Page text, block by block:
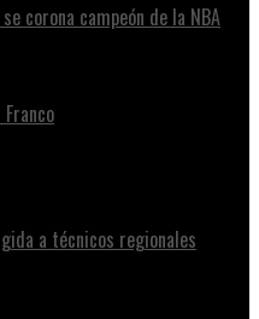
corona campeón de la NBA
a técnicos regionales